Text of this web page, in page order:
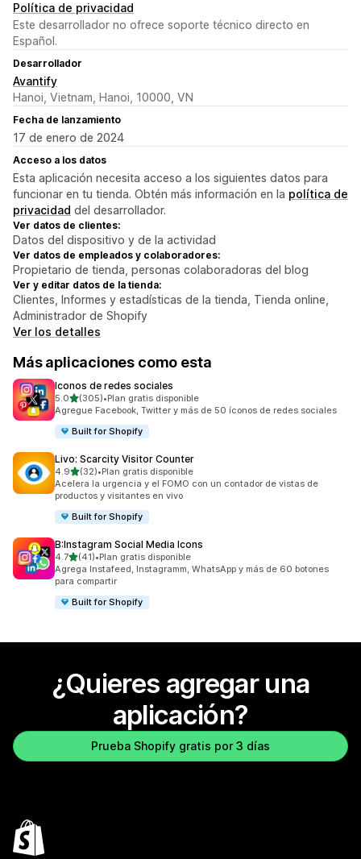
Política de privacidad
Este desarrollador no ofrece soporte técnico directo en
Español.
Desarrollador
Avantify
Hanoi, Vietnam, Hanoi, 10000, VN
Fecha de lanzamiento
17 de enero de 2024
Acceso a los datos
Esta aplicación necesita acceso a los siguientes datos para
funcionar en tu tienda. Obtén más información en la política de
privacidad del desarrollador.
Ver datos de clientes:
Datos del dispositivo y de la actividad
Ver datos de empleados y colaboradores:
Propietario de tienda, personas colaboradoras del blog
Ver y editar datos de la tienda:
Clientes, Informes y estadísticas de la tienda, Tienda online,
Administrador de Shopify
Ver los detalles
Más aplicaciones como esta
Iconos de redes sociales
5.0de 5 estrellas
(305)
305 reseñas en total
•Plan gratis disponible
Agregue Facebook, Twitter y más de 50 íconos de redes sociales
Built for Shopify
Livo: Scarcity Visitor Counter
4.9de 5 estrellas
(32)
32 reseñas en total
•Plan gratis disponible
Acelera la urgencia y el FOMO con un contador de vistas de
productos y visitantes en vivo
Built for Shopify
B:Instagram Social Media Icons
4.7de 5 estrellas
(41)
41 reseñas en total
•Plan gratis disponible
Agrega Instafeed, Instagramm, WhatsApp y más de 60 botones
para compartir
Built for Shopify
¿Quieres agregar una
aplicación?
Prueba Shopify gratis por 3 días